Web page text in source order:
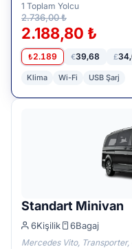
1 Toplam Yolcu
2.736,00 ₺
2.188,80 ₺
₺2.189 €39,68 £
Klima Wi-Fi USB Şarj
Standart Minivan
6Kişilik 6Bagaj
Mercedes Vito,